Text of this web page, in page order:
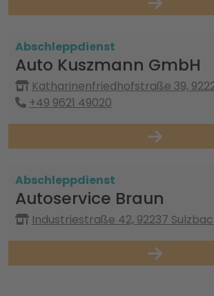
Abschleppdienst
Auto Kuszmann GmbH
Katharinenfriedhofstraße 39,
+49 9621 49020
Abschleppdienst
Autoservice Braun
Industriestraße 42, 92237